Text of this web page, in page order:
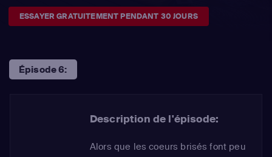
ESSAYER GRATUITEMENT PENDANT 30 JOURS
Épisode 6:
Description de l'épisode:
Alors que les coeurs brisés font peu